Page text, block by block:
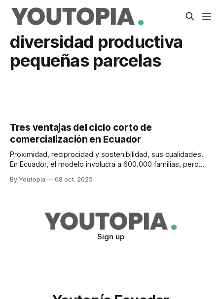
diversidad productiva
pequeñas parcelas
Tres ventajas del ciclo corto de
comercialización en Ecuador
Proximidad, reciprocidad y sostenibilidad, sus cualidades.
En Ecuador, el modelo involucra a 600.000 familias, pero
By Youtopia 08 oct. 2025
Sign up